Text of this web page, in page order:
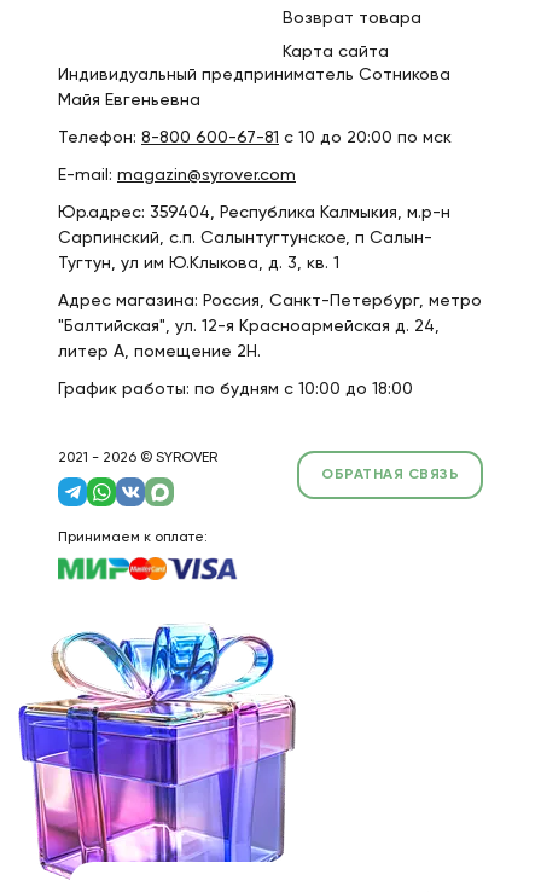
Возврат товара
Карта сайта
Индивидуальный предприниматель Сотникова
Майя Евгеньевна
Телефон: 8-800 600-67-81 с 10 до 20:00 по мск
E-mail: magazin@syrover.com
Юр.адрес: 359404, Республика Калмыкия, м.р-н
Сарпинский, с.п. Салынтугтунское, п Салын-
Тугтун, ул им Ю.Клыкова, д. 3, кв. 1
Адрес магазина: Россия, Санкт-Петербург, метро
"Балтийская", ул. 12-я Красноармейская д. 24,
литер А, помещение 2Н.
График работы: по будням с 10:00 до 18:00
2021 - 2026 © SYROVER
ОБРАТНАЯ СВЯЗЬ
Принимаем к оплате: